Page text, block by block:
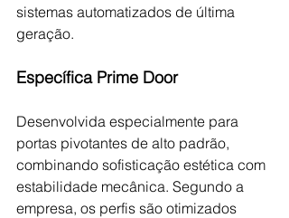
sistemas automatizados de última
geração.
Específica Prime Door
Desenvolvida especialmente para
portas pivotantes de alto padrão,
combinando sofisticação estética com
estabilidade mecânica. Segundo a
empresa, os perfis são otimizados